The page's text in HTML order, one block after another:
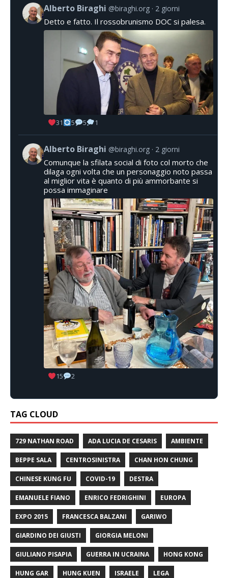
Alberto Biraghi @biraghi.org 2 giorni
Detto e fatto. Il rossobrunismo DOC si palesa.
31 5 5 1
Alberto Biraghi @biraghi.org 2 giorni
Comunque la sfilata social di foto col morto che
dilaga ogni volta che un personaggio noto passa
al miglior vita è quanto di più ammorbante si
possa immaginare
15 2
TAG CLOUD
729 NATHAN ROAD ADA LUCIA DE CESARIS AMBIENTE
BEPPE SALA CENTROSINISTRA CHAN HON CHUNG
CHINESE KUNG FU COVID-19 DESTRA
EMANUELE FIANO ENRICO FEDRIGHINI EUROPA
EXPO 2015 FRANCESCA BALZANI GARIWO
GIARDINO DEI GIUSTI GIORGIA MELONI
GIULIANO PISAPIA GUERRA IN UCRAINA HONG KONG
HUNG GAR HUNG KUEN ISRAELE LEGA